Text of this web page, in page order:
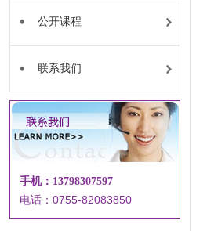
公开课程
联系我们
手机：13798307597
电话：0755-82083850